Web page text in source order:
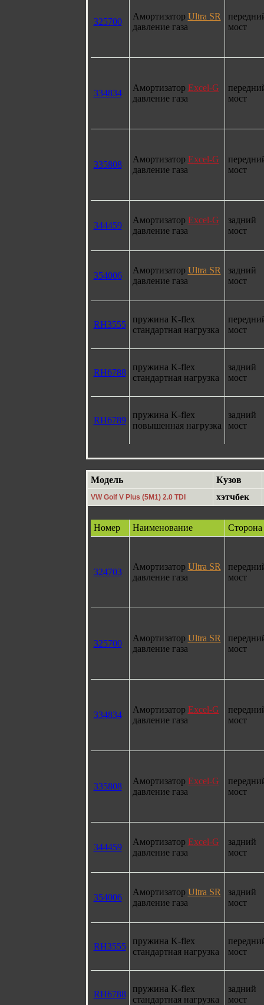
325700
Амортизатор Ultra SR
давление газа
мост
334834
Амортизатор Excel-G
давление газа
мост
335808
Амортизатор Excel-G
давление газа
мост
344459
Амортизатор Excel-G
давление газа
задний
мост
354006
Амортизатор Ultra SR
давление газа
задний
мост
RH3555
пружина K-flex
стандартная нагрузка
мост
RH6788
пружина K-flex
стандартная нагрузка
задний
мост
RH6789
пружина K-flex
повышенная нагрузка
задний
мост
Модель Кузов
VW Golf V Plus (5M1) 2.0 TDI хэтчбек
Номер Наименование Сторона
324703
Амортизатор Ultra SR
давление газа
мост
325700
Амортизатор Ultra SR
давление газа
мост
334834
Амортизатор Excel-G
давление газа
мост
335808
Амортизатор Excel-G
давление газа
мост
344459
Амортизатор Excel-G
давление газа
задний
мост
354006
Амортизатор Ultra SR
давление газа
задний
мост
RH3555
пружина K-flex
стандартная нагрузка
мост
RH6788
пружина K-flex
стандартная нагрузка
задний
мост